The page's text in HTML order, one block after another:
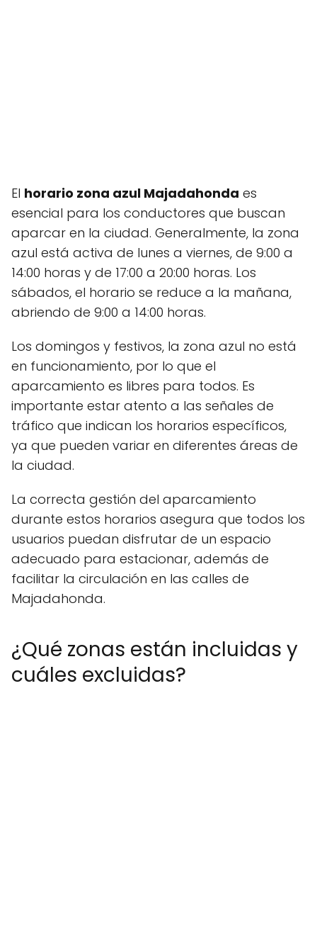
El horario zona azul Majadahonda es
esencial para los conductores que buscan
aparcar en la ciudad. Generalmente, la zona
azul está activa de lunes a viernes, de 9:00 a
14:00 horas y de 17:00 a 20:00 horas. Los
sábados, el horario se reduce a la mañana,
abriendo de 9:00 a 14:00 horas.
Los domingos y festivos, la zona azul no está
en funcionamiento, por lo que el
aparcamiento es libres para todos. Es
importante estar atento a las señales de
tráfico que indican los horarios específicos,
ya que pueden variar en diferentes áreas de
la ciudad.
La correcta gestión del aparcamiento
durante estos horarios asegura que todos los
usuarios puedan disfrutar de un espacio
adecuado para estacionar, además de
facilitar la circulación en las calles de
Majadahonda.
¿Qué zonas están incluidas y
cuáles excluidas?